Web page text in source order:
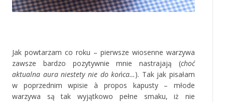
Jak powtarzam co roku – pierwsze wiosenne warzywa
zawsze bardzo pozytywnie mnie nastrajają (choć
aktualna aura niestety nie do końca…). Tak jak pisałam
w poprzednim wpisie à propos kapusty – młode
warzywa są tak wyjątkowo pełne smaku, iż nie